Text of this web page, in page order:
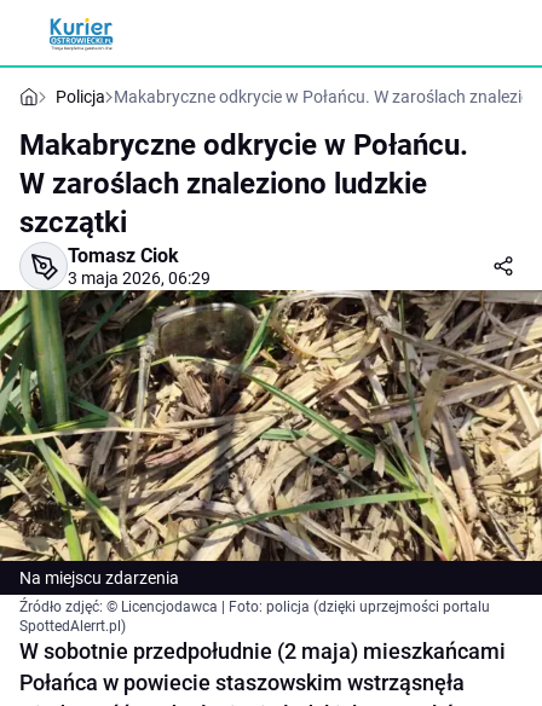
Policja Makabryczne odkrycie w Połańcu. W zaroślach
Makabryczne odkrycie w Połańcu.
W zaroślach znaleziono ludzkie
szczątki
Tomasz Ciok
3 maja 2026, 06:29
Na miejscu zdarzenia
Źródło zdjęć: © Licencjodawca | Foto: policja (dzięki uprzejmości portalu
SpottedAlerrt.pl)
W sobotnie przedpołudnie (2 maja) mieszkańcami
Połańca w powiecie staszowskim wstrząsnęła